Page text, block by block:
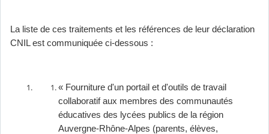
La liste de ces traitements et les références de leur déclaration
CNIL est communiquée ci-dessous :
« Fourniture d'un portail et d'outils de travail
collaboratif aux membres des communautés
éducatives des lycées publics de la région
Auvergne-Rhône-Alpes (parents, élèves,